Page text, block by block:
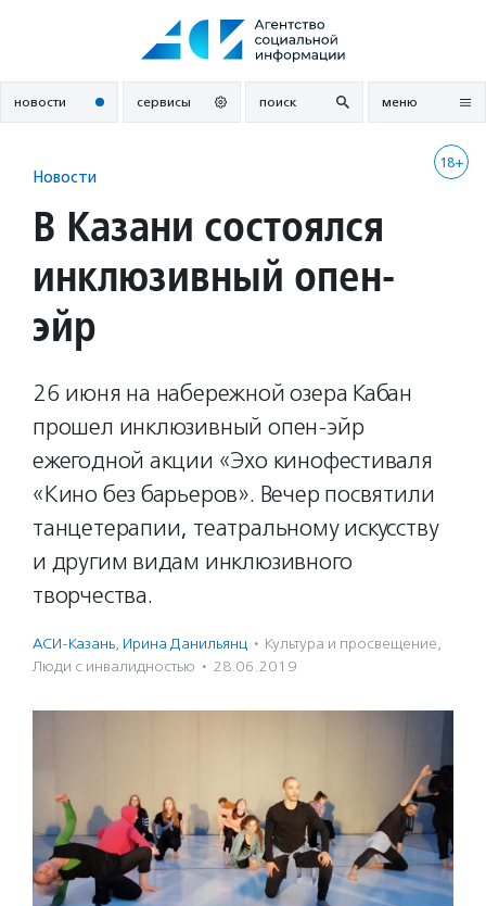
новости сервисы поиск меню
18+
Новости
В Казани состоялся
инклюзивный опен-
эйр
26 июня на набережной озера Кабан
прошел инклюзивный опен-эйр
ежегодной акции «Эхо кинофестиваля
«Кино без барьеров». Вечер посвятили
танцетерапии, театральному искусству
и другим видам инклюзивного
творчества.
АСИ-Казань, Ирина Данильянц · Культура и просвещение,
Люди с инвалидностью · 28.06.2019